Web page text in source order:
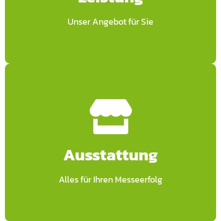
Unser Angebot für Sie
Leistungen
– Ideenfindung Messestand
Ausstattung
Alles für Ihren Messeerfolg
Ausstattung
− Hochwertiges Mietmobiliar
− Messe-Küchenausstattung
Jetzt anfragen